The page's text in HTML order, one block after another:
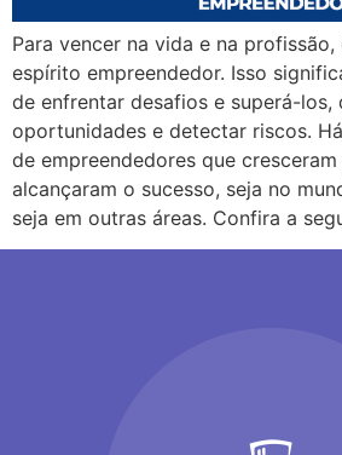
Para vencer na vida e na
espírito empreendedor. Isso
de enfrentar desafios e superá-los,
oportunidades e detectar riscos.
de empreendedores que
alcançaram o sucesso, seja no
seja em outras áreas. Confira a